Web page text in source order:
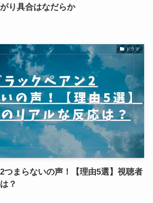
り具合はなだらか
ドラマ
つまらないの声！【理由5選】視聴者
？